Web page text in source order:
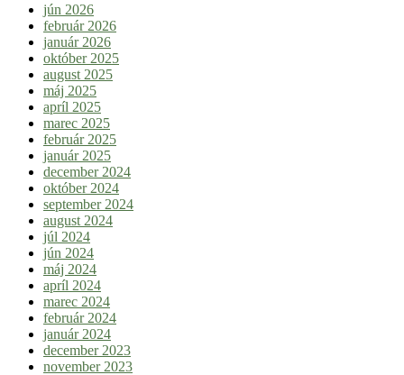
jún 2026
február 2026
január 2026
október 2025
august 2025
máj 2025
apríl 2025
marec 2025
február 2025
január 2025
december 2024
október 2024
september 2024
august 2024
júl 2024
jún 2024
máj 2024
apríl 2024
marec 2024
február 2024
január 2024
december 2023
november 2023